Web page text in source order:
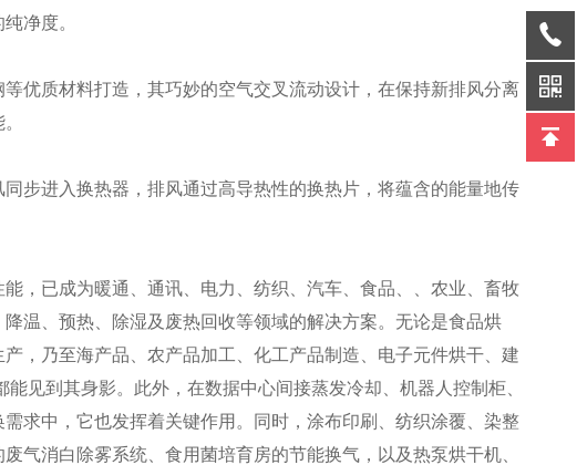
净度。
优质材料打造，其巧妙的空气交叉流动设计，在保持新排风分离
同步进入换热器，排风通过高导热性的换热片，将蕴含的能量地传
，已成为暖通、通讯、电力、纺织、汽车、食品、、农业、畜牧
温、预热、除湿及废热回收等领域的解决方案。无论是食品烘
，乃至海产品、农产品加工、化工产品制造、电子元件烘干、建
见到其身影。此外，在数据中心间接蒸发冷却、机器人控制柜、
求中，它也发挥着关键作用。同时，涂布印刷、纺织涂覆、染整
气消白除雾系统、食用菌培育房的节能换气，以及热泵烘干机、